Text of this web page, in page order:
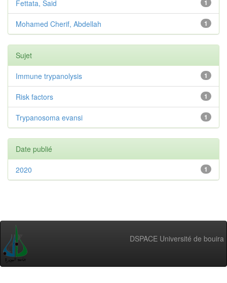
1
Fettata, Said
1
Mohamed Cherif, Abdellah
Sujet
1
Immune trypanolysis
1
Risk factors
1
Trypanosoma evansi
Date publié
1
2020
DSPACE Université de bouira